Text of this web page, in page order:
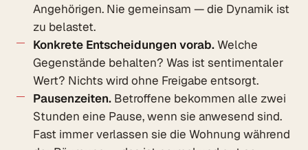
Angehörigen. Nie gemeinsam — die Dynamik ist
zu belastet.
Konkrete Entscheidungen vorab.Welche
Gegenstände behalten? Was ist sentimentaler
Wert? Nichts wird ohne Freigabe entsorgt.
Pausenzeiten. Betroffene bekommen alle zwei
Stunden eine Pause, wenn sie anwesend sind.
Fast immer verlassen sie die Wohnung während